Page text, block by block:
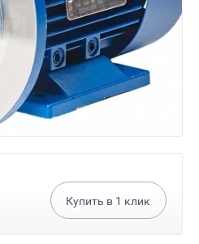
Купить в 1 клик